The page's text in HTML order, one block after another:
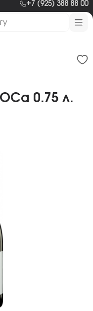
+7 (925) 388 88 00
0.75 л.